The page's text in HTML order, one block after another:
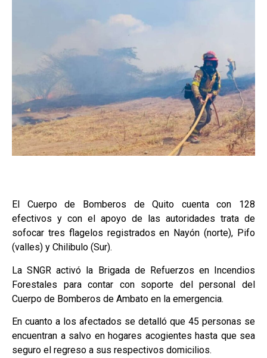
El Cuerpo de Bomberos de Quito cuenta con 128
efectivos y con el apoyo de las autoridades trata de
sofocar tres flagelos registrados en Nayón (norte), Pifo
(valles) y Chilibulo (Sur).
La SNGR activó la Brigada de Refuerzos en Incendios
Forestales para contar con soporte del personal del
Cuerpo de Bomberos de Ambato en la emergencia.
En cuanto a los afectados se detalló que 45 personas se
encuentran a salvo en hogares acogientes hasta que sea
seguro el regreso a sus respectivos domicilios.